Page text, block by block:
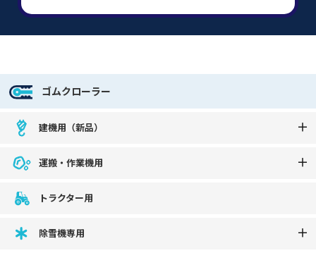
ゴムクローラー
建機用（新品）
運搬・作業機用
トラクター用
除雪機専用